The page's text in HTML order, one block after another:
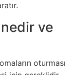
ve
oturması